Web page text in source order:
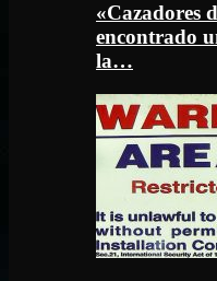
«Cazadores
encontrado
la…